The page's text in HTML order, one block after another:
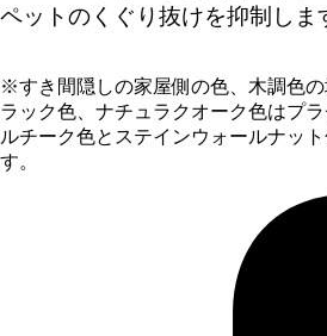
ペットのくぐり抜けを抑制しま
※すき間隠しの家屋側の色、木調色
ラック色、ナチュラクオーク色はプ
ルチーク色とステインウォールナッ
す。